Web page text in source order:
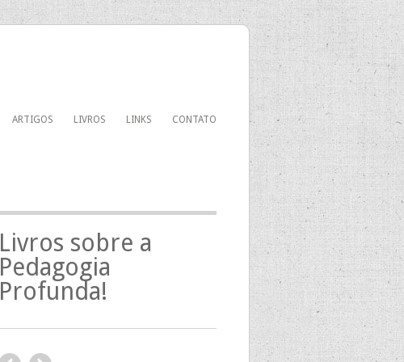
ARTIGOS LIVROS LINKS CONTATO
Livros sobre a
Pedagogia
Profunda!